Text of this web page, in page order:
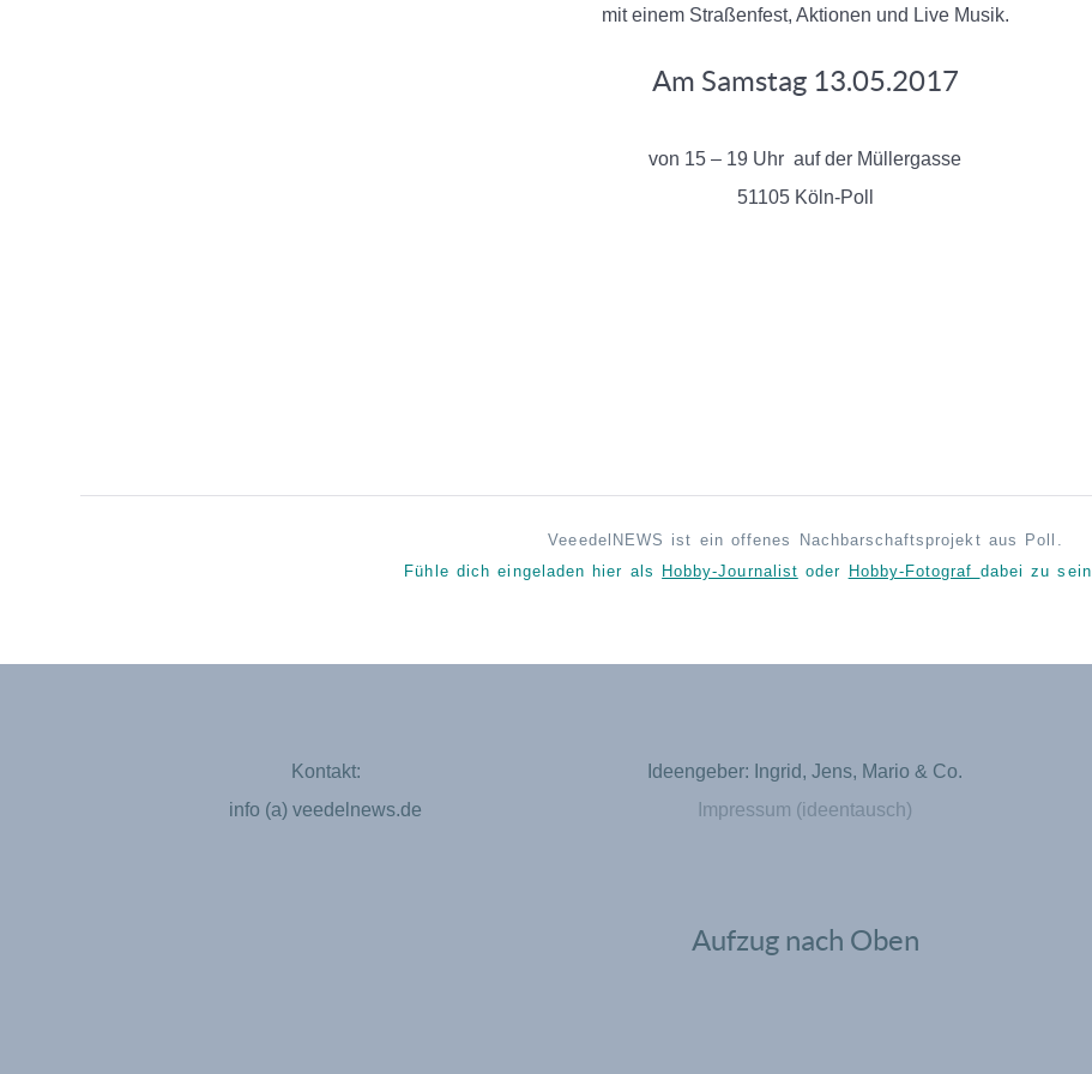
mit einem Straßenfest, Aktionen und Live Musik.
Am Samstag 13.05.2017
von 15 – 19 Uhr auf der Müllergasse
51105 Köln-Poll
VeeedelNEWS ist ein offenes Nachbarschaftsprojekt aus Poll.
Fühle dich eingeladen hier als
Hobby-Journalist oder Hobby-Fotograf dabei zu sein.
Kontakt:
info (a) veedelnews.de
Ideengeber: Ingrid, Jens, Mario & Co.
Impressum (ideentausch)
Aufzug nach Oben